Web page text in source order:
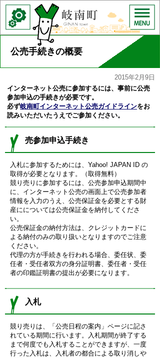
公売手続きの概要
2015年2月9日
インターネット公売に参加するには、事前に公売
参加申込の手続きが必要です。
必ず岐南町インターネット公売ガイドラインをお
読みいただいたうえでご参加ください。
売参加申込手続き
入札に参加するためには、Yahoo! JAPAN ID の
取得が必要となります。（取得無料）
競り売りに参加するには、公売参加申込期間中
に、インターネット公売の画面上で公売参加者
情報を入力のうえ、公売保証金を必要とする財
産にについては公売保証金を納付してくださ
い。
公売保証金の納付方法は、クレジットカードに
よる納付のみの取り扱いとなりますのでご注意
ください。
代理の方が手続きを行われる場合、委任状、委
任者・受任者双方の身分証明書、委任者・受任
者の印鑑証明書の提出が必要になります。
入札
競り売りは、「公売日程の案内」ページに記さ
れている期間に行います。入札期間が終了する
まで何度でも入札することができますが、一度
行った入札は、入札者の都合による取り消しや